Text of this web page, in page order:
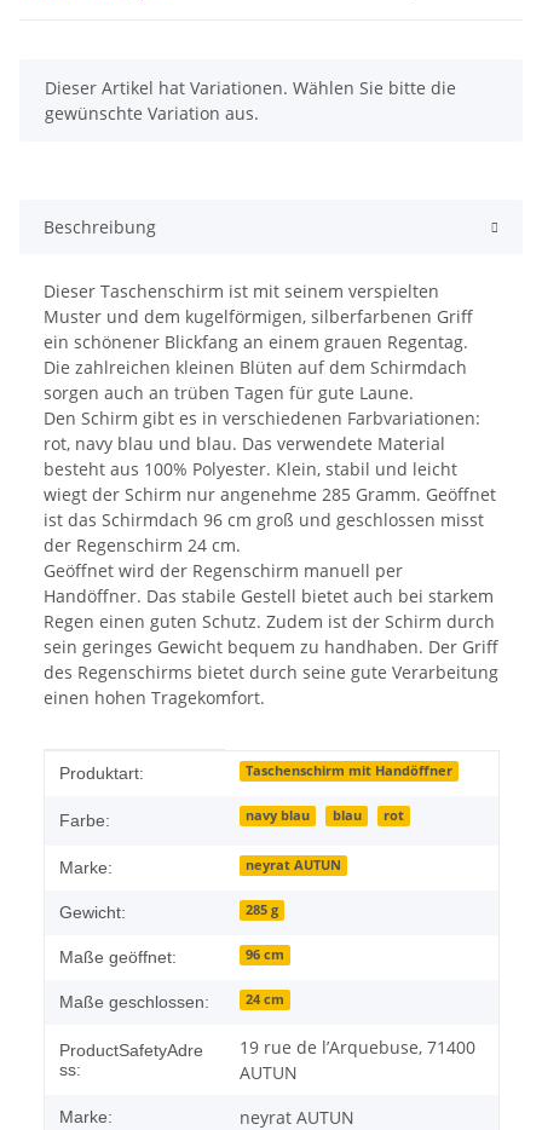
x
Dieser Artikel hat Variationen. Wählen Sie bitte die
gewünschte Variation aus.
Beschreibung
Dieser Taschenschirm ist mit seinem verspielten
Muster und dem kugelförmigen, silberfarbenen Griff
ein schönener Blickfang an einem grauen Regentag.
Die zahlreichen kleinen Blüten auf dem Schirmdach
sorgen auch an trüben Tagen für gute Laune.
Den Schirm gibt es in verschiedenen Farbvariationen:
rot, navy blau und blau. Das verwendete Material
besteht aus 100% Polyester. Klein, stabil und leicht
wiegt der Schirm nur angenehme 285 Gramm. Geöffnet
ist das Schirmdach 96 cm groß und geschlossen misst
der Regenschirm 24 cm.
Geöffnet wird der Regenschirm manuell per
Handöffner. Das stabile Gestell bietet auch bei starkem
Regen einen guten Schutz. Zudem ist der Schirm durch
sein geringes Gewicht bequem zu handhaben. Der Griff
des Regenschirms bietet durch seine gute Verarbeitung
einen hohen Tragekomfort.
Produkteigenschaft
Wert
Produktart: Taschenschirm mit Handöffner
Farbe: navy blau blau rot
Marke: neyrat AUTUN
Gewicht: 285 g
Maße geöffnet: 96 cm
Maße geschlossen: 24 cm
ProductSafetyAdre
ss:
19 rue de l’Arquebuse, 71400
AUTUN
Marke: neyrat AUTUN